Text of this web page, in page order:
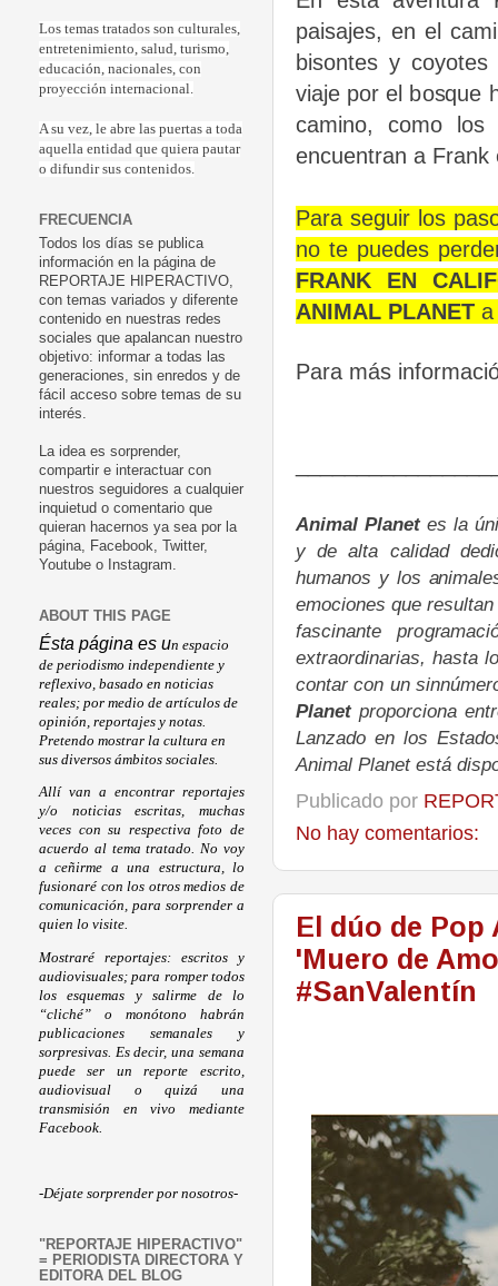
paisajes, en el
bisontes y
viaje por el bosque
camino, como los
encuentran a
Para seguir los
no te puedes
FRANK EN
ANIMAL PLANET a
Para más
Animal Planet es la
y de alta calidad
humanos y los
emociones que
fascinante
extraordinarias, hasta
contar con un
Planetproporciona
Lanzado en los
Animal Planet está
Publicado por
No hay comentarios:
El dúo de Pop
'Muero de
#SanValentín
Los temas tratados son culturales,
entretenimiento, salud, turismo,
educación, nacionales, con
proyección internacional.
A su vez, le abre las puertas a toda
aquella entidad que quiera pautar
o difundir sus contenidos.
FRECUENCIA
Todos los días se publica
información en la página de
REPORTAJE HIPERACTIVO,
con temas variados y diferente
contenido en nuestras redes
sociales que apalancan nuestro
objetivo: informar a todas las
generaciones, sin enredos y de
fácil acceso sobre temas de su
interés.
La idea es sorprender,
compartir e interactuar con
nuestros seguidores a cualquier
inquietud o comentario que
quieran hacernos ya sea por la
página, Facebook, Twitter,
Youtube o Instagram.
ABOUT THIS PAGE
Ésta página es un espacio
de periodismo independiente y
reflexivo, basado en noticias
reales; por medio de artículos de
opinión, reportajes y notas.
Pretendo mostrar la cultura en
sus diversos ámbitos sociales.
Allí van a encontrar reportajes
y/o noticias escritas, muchas
veces con su respectiva foto de
acuerdo al tema tratado. No voy
a ceñirme a una estructura, lo
fusionaré con los otros medios de
comunicación, para sorprender a
quien lo visite.
Mostraré reportajes: escritos y
audiovisuales; para romper todos
los esquemas y salirme de lo
“cliché” o monótono habrán
publicaciones semanales y
sorpresivas. Es decir, una semana
puede ser un reporte escrito,
audiovisual o quizá una
transmisión en vivo mediante
Facebook.
-Déjate sorprender por nosotros-
"REPORTAJE HIPERACTIVO"
= PERIODISTA DIRECTORA Y
EDITORA DEL BLOG